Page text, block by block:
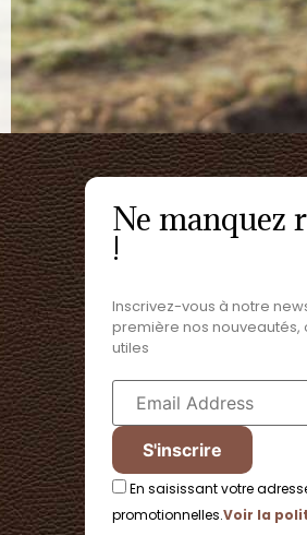
Ne manquez
!
Inscrivez-vous à notre
première nos nouveautés,
utiles
En saisissant votre
promotionnelles.Voir la